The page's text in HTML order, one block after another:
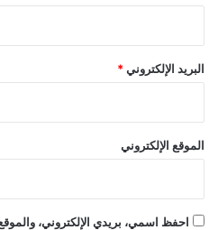
البريد الإلكتروني *
الموقع الإلكتروني
احفظ اسمي، بريدي الإلكتروني،